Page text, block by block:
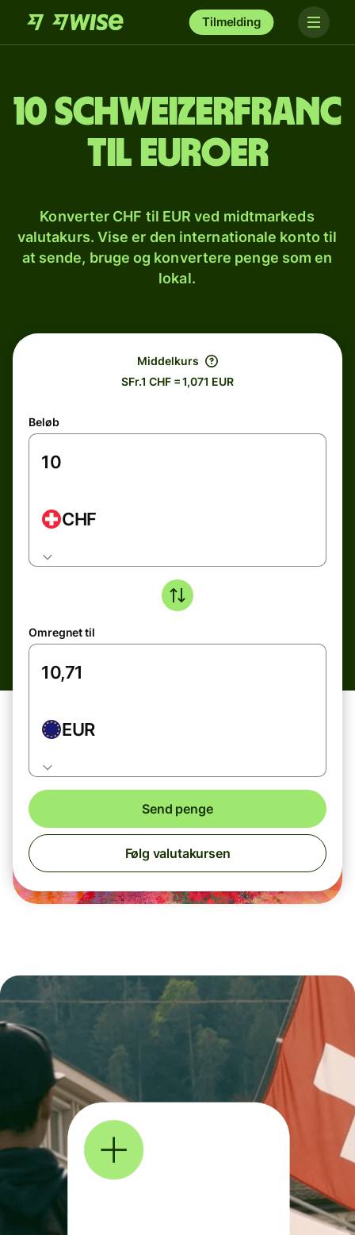
Tilmelding
10 schweizerfranc
til euroer
Konverter CHF til EUR ved midtmarkeds
valutakurs. Vise er den internationale konto til
at sende, bruge og konvertere penge som en
lokal.
Middelkurs
SFr.1 CHF = 1,071 EUR
Beløb
CHF
Omregnet til
EUR
Send penge
Følg valutakursen